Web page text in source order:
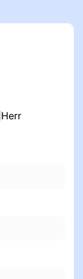
Herr